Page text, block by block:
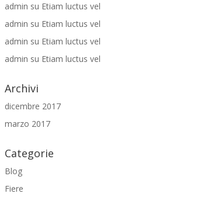
admin su Etiam luctus vel
admin su Etiam luctus vel
admin su Etiam luctus vel
admin su Etiam luctus vel
Archivi
dicembre 2017
marzo 2017
Categorie
Blog
Fiere